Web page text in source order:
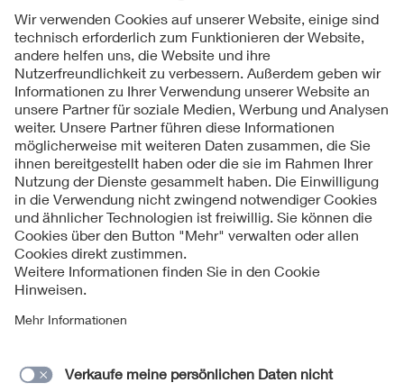
Folgen Sie uns
Kontakte
Service
Impressum
Datenschutzinformationen
Cookie Hinweise
Lieferantenportal